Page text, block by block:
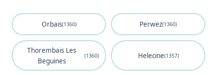
Orbais(1360) Perwez(1360)
Thorembais Les
Beguines
(1360) Helecine(1357)